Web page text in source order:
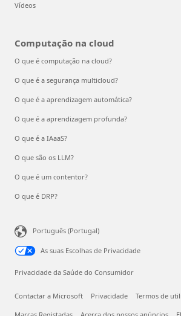
Vídeos
Computação na cloud
O que é computação na cloud?
O que é a segurança multicloud?
O que é a aprendizagem automática?
O que é a aprendizagem profunda?
O que é a IAaaS?
O que são os LLM?
O que é um contentor?
O que é DRP?
Português (Portugal)
As suas Escolhas de Privacidade
Privacidade da Saúde do Consumidor
Contactar a Microsoft Privacidade Termos de